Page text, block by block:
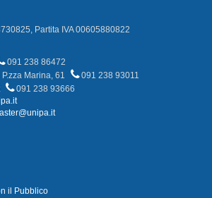
Partita IVA 00605880822
091 238 86472
Marina, 61
091 238 93011
091 238 93666
il Pubblico